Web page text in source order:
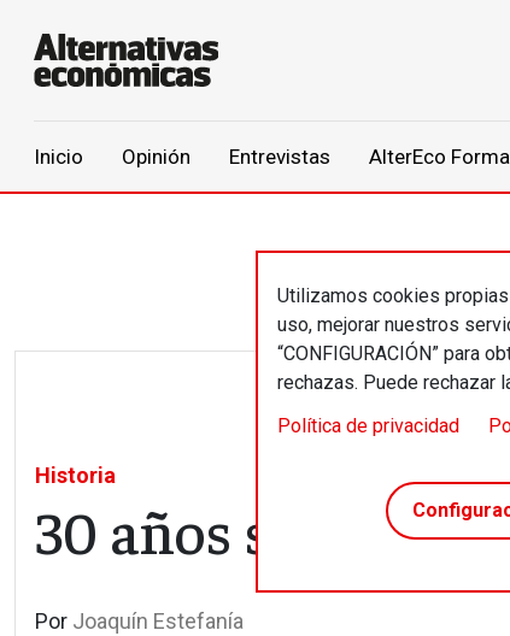
Inicio Opinión Entrevistas AlterEco
Utilizamos cookies
uso, mejorar nuestros
“CONFIGURACIÓN” para
rechazas. Puede rechazar
Política de privacidad
Historia
30 años sin Joan
Por Joaquín Estefanía